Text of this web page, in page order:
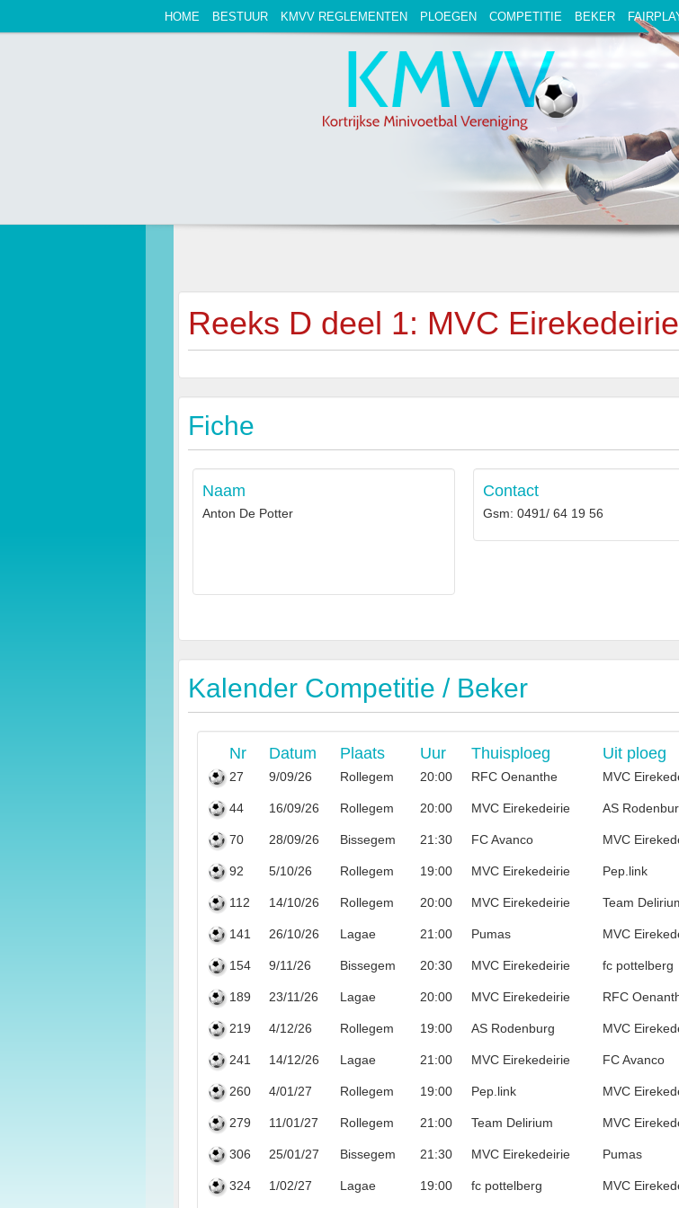
HOME BESTUUR KMVV REGLEMENTEN PLOEGEN COMPETITIE BEKER
Reeks D deel 1: MVC Eirekedeirie
Fiche
Naam
Anton De Potter
Contact
Gsm: 0491/ 64 19 56
Kalender Competitie / Beker
Nr Datum Plaats Uur Thuisploeg Uit ploeg
27 9/09/26 Rollegem 20:00 RFC Oenanthe MVC
44 16/09/26 Rollegem 20:00 MVC Eirekedeirie AS
70 28/09/26 Bissegem 21:30 FC Avanco MVC
92 5/10/26 Rollegem 19:00 MVC Eirekedeirie Pep.link
112 14/10/26 Rollegem 20:00 MVC Eirekedeirie Team
141 26/10/26 Lagae 21:00 Pumas MVC
154 9/11/26 Bissegem 20:30 MVC Eirekedeirie fc pottelberg
189 23/11/26 Lagae 20:00 MVC Eirekedeirie RFC
219 4/12/26 Rollegem 19:00 AS Rodenburg MVC
241 14/12/26 Lagae 21:00 MVC Eirekedeirie FC Avanco
260 4/01/27 Rollegem 19:00 Pep.link MVC
279 11/01/27 Rollegem 21:00 Team Delirium MVC
306 25/01/27 Bissegem 21:30 MVC Eirekedeirie Pumas
324 1/02/27 Lagae 19:00 fc pottelberg MVC